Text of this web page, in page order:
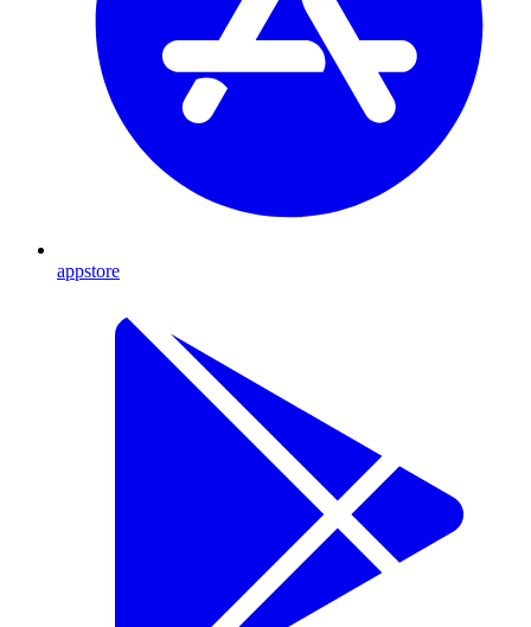
appstore